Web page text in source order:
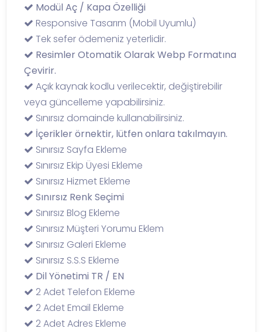
Modül Aç / Kapa Özelliği
Responsive Tasarım (Mobil Uyumlu)
Tek sefer ödemeniz yeterlidir.
Resimler Otomatik Olarak Webp Formatına
Çevirir.
Açık kaynak kodlu verilecektir, değiştirebilir
veya güncelleme yapabilirsiniz.
Sınırsız domainde kullanabilirsiniz.
İçerikler örnektir, lütfen onlara takılmayın.
Sınırsız Sayfa Ekleme
Sınırsız Ekip Üyesi Ekleme
Sınırsız Hizmet Ekleme
Sınırsız Renk Seçimi
Sınırsız Blog Ekleme
Sınırsız Müşteri Yorumu Eklem
Sınırsız Galeri Ekleme
Sınırsız S.S.S Ekleme
Dil Yönetimi TR / EN
2 Adet Telefon Ekleme
2 Adet Email Ekleme
2 Adet Adres Ekleme